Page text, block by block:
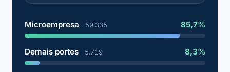
Microempresa 59.335 85,7%
Demais portes 5.719 8,3%